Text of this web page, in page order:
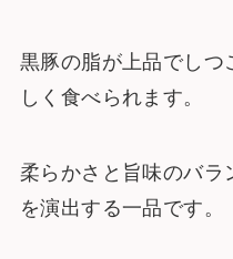
黒豚の脂が上品でしつ
しく食べられます。
柔らかさと旨味のバラ
を演出する一品です。